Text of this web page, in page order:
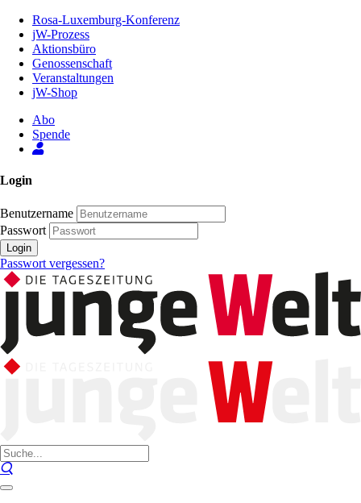
Inhalt
Seite
Rosa-Luxemburg-Konferenz
jW-Prozess
Aktionsbüro
Genossenschaft
Veranstaltungen
jW-Shop
Abo
Spende
Login
Benutzername
Passwort
Login
Passwort vergessen?